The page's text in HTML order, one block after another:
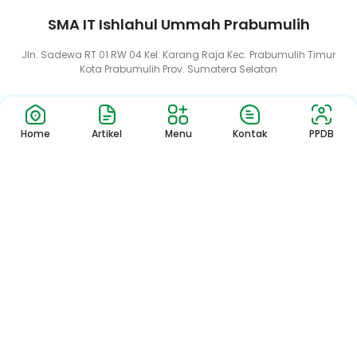
SMA IT Ishlahul Ummah Prabumulih
Jln. Sadewa RT 01 RW 04 Kel. Karang Raja Kec. Prabumulih Timur
Kota Prabumulih Prov. Sumatera Selatan
Home Artikel Menu Kontak PPDB